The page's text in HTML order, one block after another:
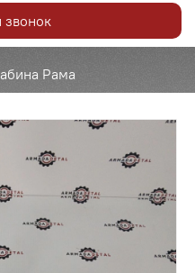
Рама
звонок